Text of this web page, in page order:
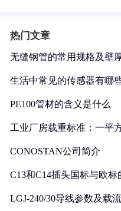
热门文章
无缝钢管的常用规格及壁
生活中常见的传感器有哪
PE100管材的含义是什么
工业厂房载重标准：一平
CONOSTAN公司简介
C13和C14插头国标与欧
LGJ-240/30导线参数及载